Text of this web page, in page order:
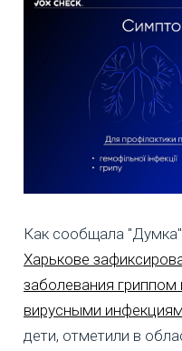
Как сообщала
Харькове
заболевания
вирусными
дети, отметили в